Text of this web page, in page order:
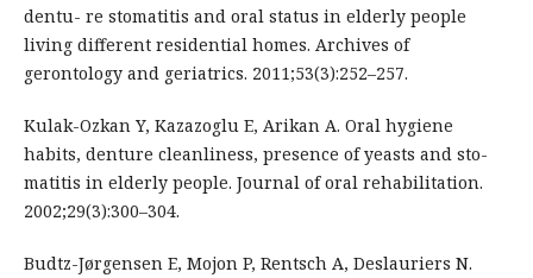
dentu- re stomatitis and oral status in elderly people
living different residential homes. Archives of
gerontology and geriatrics. 2011;53(3):252–257.
Kulak-Ozkan Y, Kazazoglu E, Arikan A. Oral hygiene
habits, denture cleanliness, presence of yeasts and sto-
matitis in elderly people. Journal of oral rehabilitation.
2002;29(3):300–304.
Budtz-Jørgensen E, Mojon P, Rentsch A, Deslauriers N.